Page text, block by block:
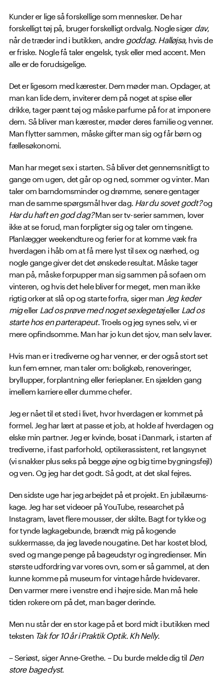
Kunder er lige så forskellige som mennesker. De har
forskelligt tøj på, bruger forskelligt ordvalg. Nogle sigerdav,
når de træder ind i butikken, andregoddag. Halløjsa, hvis de
er friske. Nogle få taler engelsk, tysk eller med accent. Men
alle er de forudsigelige.
Det er ligesom med kærester. Dem møder man. Opdager, at
man kan lide dem, inviterer dem på noget at spise eller
drikke, tager pænt tøj og måske parfume på for at imponere
dem. Så bliver man kærester, møder deres familie og venner.
Man flytter sammen, måske gifter man sig og får børn og
fællesøkonomi.
Man har meget sex i starten. Så bliver det gennemsnitligt to
gange om ugen, det går op og ned, sommer og vinter. Man
taler om barndomsminder og drømme, senere gentager
man de samme spørgsmål hver dag. Har du sovet godt?og
Har du haft en god dag?Man ser tv-serier sammen, lover
ikke at se forud, man forpligter sig og taler om tingene.
Planlægger weekendture og ferier for at komme væk fra
hverdagen i håb om at få mere lyst til sex og nærhed, og
nogle gange giver det det ønskede resultat. Måske tager
man på, måske forpupper man sig sammen på sofaen om
vinteren, og hvis det hele bliver for meget, men man ikke
rigtig orker at slå op og starte forfra, siger man Jeg keder
migeller Lad os prøve med noget sexlegetøjeller Lad os
starte hos en parterapeut.Troels og jeg synes selv, vi er
mere opfindsomme. Man har jo kun det sjov, man selv laver.
Hvis man er i trediverne og har venner, er der også stort set
kun fem emner, man taler om: boligkøb, renoveringer,
bryllupper, forplantning eller ferieplaner. En sjælden gang
imellem karriere eller dumme chefer.
Jeg er nået til et sted i livet, hvor hverdagen er kommet på
formel. Jeg har lært at passe et job, at holde af hverdagen og
elske min partner. Jeg er kvinde, bosat i Danmark, i starten af
trediverne, i fast parforhold, optikerassistent, ret langsynet
(vi snakker plus seks på begge øjne og big time bygningsfejl)
og ven. Og jeg har det godt. Så godt, at det skal fejres.
Den sidste uge har jeg arbejdet på et projekt. En jubilæums-
kage. Jeg har set videoer på YouTube, researchet på
Instagram, lavet flere mousser, der skilte. Bagt for tykke og
for tynde lagkagebunde, brændt mig på kogende
sukkermasse, da jeg lavede nougatine. Det har kostet blod,
sved og mange penge på bageudstyr og ingredienser. Min
største udfordring var vores ovn, som er så gammel, at den
kunne komme på museum for vintage hårde hvidevarer.
Den varmer mere i venstre end i højre side. Man må hele
tiden rokere om på det, man bager derinde.
Men nu står der en stor kage på et bord midt i butikken med
teksten Tak for 10 år i Praktik Optik. Kh Nelly.
– Seriøst, siger Anne-Grethe. – Du burde melde dig til Den
store bagedyst.